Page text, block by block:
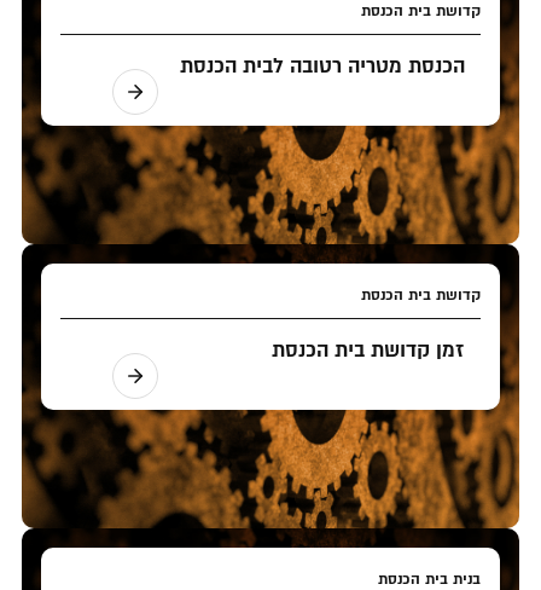
קדושת בית הכנסת
הכנסת מטריה רטובה לבית הכנסת
קדושת בית הכנסת
זמן קדושת בית הכנסת
בנית בית הכנסת